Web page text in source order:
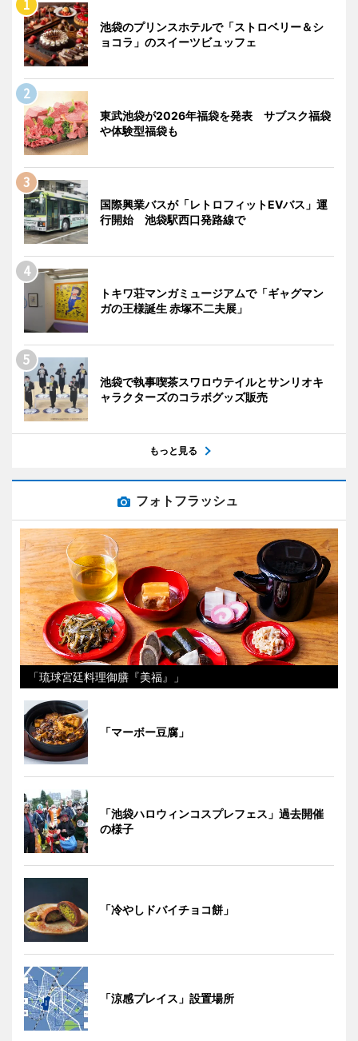
池袋のプリンスホテルで「ストロベリー＆シ
ョコラ」のスイーツビュッフェ
東武池袋が2026年福袋を発表 サブスク福袋
や体験型福袋も
国際興業バスが「レトロフィットEVバス」運
行開始 池袋駅西口発路線で
トキワ荘マンガミュージアムで「ギャグマン
ガの王様誕生 赤塚不二夫展」
池袋で執事喫茶スワロウテイルとサンリオキ
ャラクターズのコラボグッズ販売
もっと見る
フォトフラッシュ
「琉球宮廷料理御膳『美福』」
「マーボー豆腐」
「池袋ハロウィンコスプレフェス」過去開催
の様子
「冷やしドバイチョコ餅」
「涼感プレイス」設置場所